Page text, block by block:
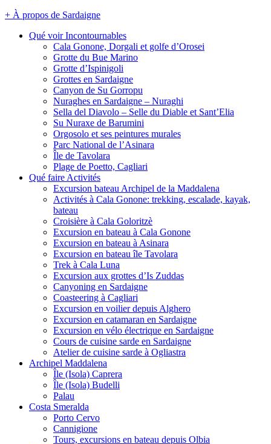
+ À propos de Sardaigne
Qué voir Incontournables
Cala Gonone, Dorgali et golfe d’Orosei
Grotte du Bue Marino
Grotte d’Ispinigoli
Grottes en Sardaigne
Canyon de Su Gorropu
Nuraghes en Sardaigne – Nuraghi
Sella del Diavolo – Selle du Diable et Sant’Elia
Su Nuraxe de Barumini
Orgosolo et ses peintures murales
Parc National de l’Asinara
Île de Tavolara
Plage de Poetto, Cagliari
Qué faire Activités
Excursion bateau Archipel de la Maddalena
Activités à Cala Gonone: trekking, escalade, kayak,
bateau
Croisière à Cala Goloritzè
Excursion en bateau à Cala Gonone
Excursion en bateau à Asinara
Excursion en bateau île Tavolara
Trek à Cala Luna
Excursion aux grottes d’Is Zuddas
Canyoning en Sardaigne
Coasteering à Cagliari
Excursion en voilier depuis Alghero
Excursion en catamaran en Sardaigne
Excursion en vélo électrique en Sardaigne
Cours de cuisine sarde en Sardaigne
Atelier de cuisine sarde à Ogliastra
Archipel Maddalena
Île (Isola) Caprera
Île (Isola) Budelli
Palau
Costa Smeralda
Porto Cervo
Cannigione
Tours, excursions en bateau depuis Olbia